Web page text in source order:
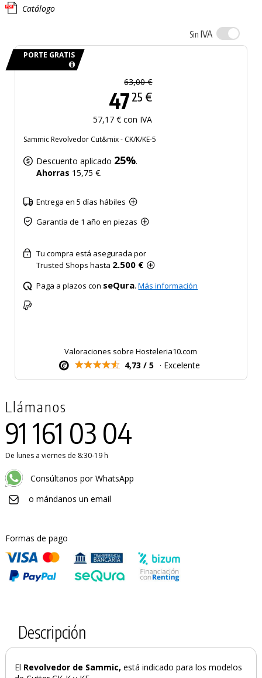
Catálogo
Sin IVA
PORTE GRATIS
63,00 €
47 25 €
57,17 € con IVA
Sammic Revolvedor Cut&mix - CK/K/KE-5
Descuento aplicado 25%.
Ahorras 15,75 €.
Entrega en 5 días hábiles
Garantía de 1 año en piezas
Tu compra está asegurada por
Trusted Shops hasta 2.500 €
Paga a plazos con seQura.Más información
Valoraciones sobre Hosteleria10.com
4,73 / 5 · Excelente
Llámanos
91 161 03 04
De lunes a viernes de 8:30-19 h
Consúltanos por WhatsApp
o mándanos un email
Formas de pago
Descripción
El Revolvedor de Sammic, está indicado para los modelos